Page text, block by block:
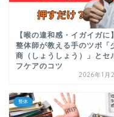
【喉の違和感・イガイガに】
整体師が教える手のツボ「
商（しょうしょう）」とセ
フケアのコツ
2026年1月
整体